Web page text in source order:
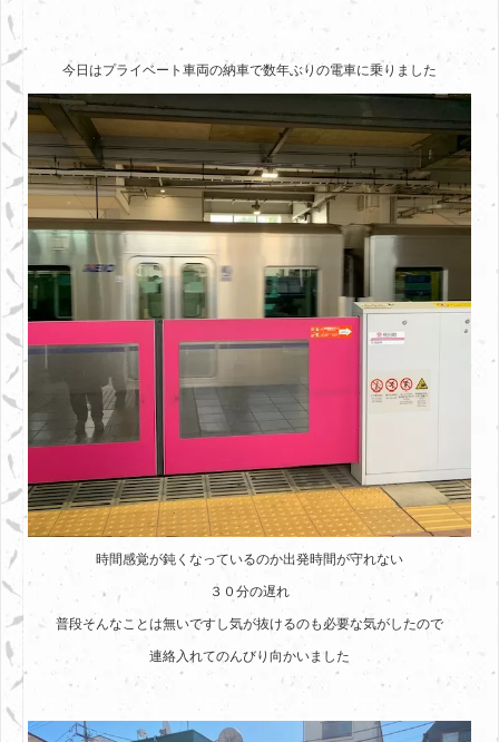
今日はプライベート車両の納車で数年ぶりの電車に乗りました
時間感覚が鈍くなっているのか出発時間が守れない
３０分の遅れ
普段そんなことは無いですし気が抜けるのも必要な気がしたので
連絡入れてのんびり向かいました